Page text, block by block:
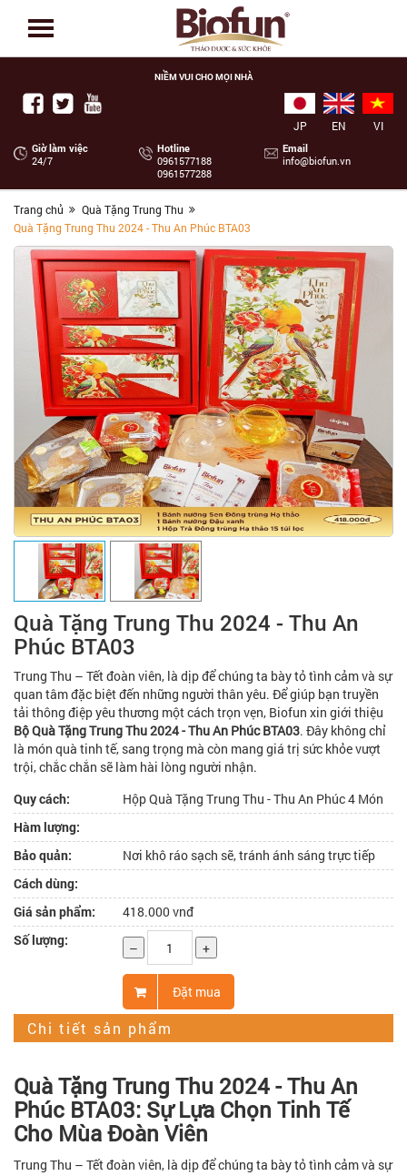
NIỀM VUI CHO MỌI NHÀ
VI
EN
JP
Giờ làm việc
24/7
Hotline
‭0961577188
0961577288
Email
info@biofun.vn
Trang chủ
Quà Tặng Trung Thu
Quà Tặng Trung Thu 2024 - Thu An Phúc BTA03
Quà Tặng Trung Thu 2024 - Thu An
Phúc BTA03
Trung Thu – Tết đoàn viên, là dịp để chúng ta bày tỏ tình cảm và sự
quan tâm đặc biệt đến những người thân yêu. Để giúp bạn truyền
tải thông điệp yêu thương một cách trọn vẹn, Biofun xin giới thiệu
Bộ Quà Tặng Trung Thu 2024 - Thu An Phúc BTA03. Đây không chỉ
là món quà tinh tế, sang trọng mà còn mang giá trị sức khỏe vượt
trội, chắc chắn sẽ làm hài lòng người nhận.
Quy cách:
Hộp Quà Tặng Trung Thu - Thu An Phúc 4 Món
Hàm lượng:
Bảo quản:
Nơi khô ráo sạch sẽ, tránh ánh sáng trực tiếp
Cách dùng:
Giá sản phẩm:
418.000 vnđ
Số lượng:
– +
Đặt mua
Chi tiết sản phẩm
Quà Tặng Trung Thu 2024 - Thu An
Phúc BTA03: Sự Lựa Chọn Tinh Tế
Cho Mùa Đoàn Viên
Trung Thu – Tết đoàn viên, là dịp để chúng ta bày tỏ tình cảm và sự